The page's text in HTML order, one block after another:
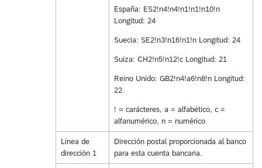
España: ES2!n4!n4!n1!n1!n10!n
Longitud: 24
Suecia: SE2!n3!n16!n1!n Longitud: 24
Suiza: CH2!n5!n12!c Longitud: 21
Reino Unido: GB2!n4!a6!n8!n Longitud:
22
! = carácteres, a = alfabético, c =
alfanumérico, n = numérico
Línea de
dirección 1
Dirección postal proporcionada al banco
para esta cuenta bancaria.